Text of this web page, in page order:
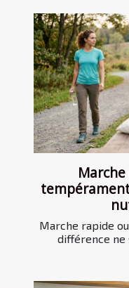
Marche rapide
différence ne